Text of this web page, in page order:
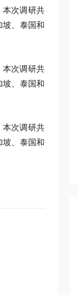
次调研共
、泰国和
次调研共
、泰国和
次调研共
、泰国和